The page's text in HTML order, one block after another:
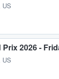
US
2026 -
US